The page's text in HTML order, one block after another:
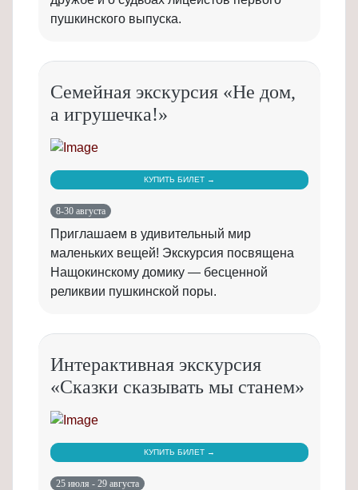
пушкинского выпуска.
Семейная экскурсия «Не дом,
а игрушечка!»
КУПИТЬ БИЛЕТ →
8-30 августа
Приглашаем в удивительный мир
маленьких вещей! Экскурсия посвящена
Нащокинскому домику — бесценной
реликвии пушкинской поры.
Интерактивная экскурсия
«Сказки сказывать мы станем»
КУПИТЬ БИЛЕТ →
25 июля - 29 августа